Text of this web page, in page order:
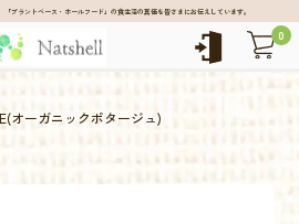
プラントベース・ホールフード」の食生活の真価を皆さまにお伝えしています。
0
オーガニックポタージュ)